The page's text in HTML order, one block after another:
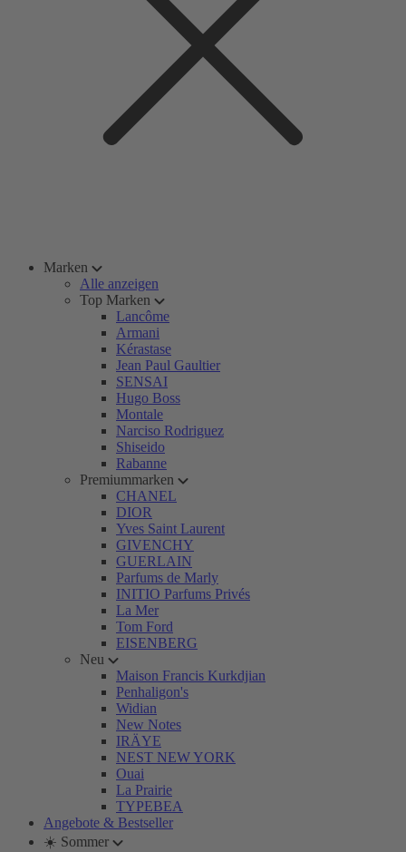
Marken
Alle anzeigen
Top Marken
Lancôme
Armani
Kérastase
Jean Paul Gaultier
SENSAI
Hugo Boss
Montale
Narciso Rodriguez
Shiseido
Rabanne
Premiummarken
CHANEL
DIOR
Yves Saint Laurent
GIVENCHY
GUERLAIN
Parfums de Marly
INITIO Parfums Privés
La Mer
Tom Ford
EISENBERG
Neu
Maison Francis Kurkdjian
Penhaligon's
Widian
New Notes
IRÄYE
NEST NEW YORK
Ouai
La Prairie
TYPEBEA
Angebote & Bestseller
☀️ Sommer